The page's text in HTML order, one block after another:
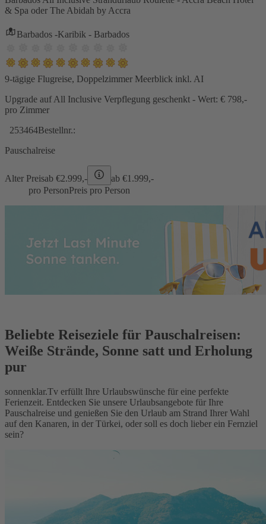
& Spa oder The Abidah by Accra
Barbados -Karibik - Barbados
9-tägige Flugreise, Doppelzimmer Meerblick inkl. AI
Upgrade auf All Inclusive Verpflegung geschenkt - Wert: € 798,-
pro Zimmer
253464Bestellnr.:
Pauschalreise
Alter Preisab €2.999,- ab €1.999,-
pro PersonPreis pro Person
Beliebte Reiseziele für Pauschalreisen:
Weiße Strände, Sonne satt und Erholung
pur
sonnenklar.Tv erfüllt Ihre Urlaubswünsche für eine perfekte
Ferienzeit. Entdecken Sie unsere Urlaubsangebote für Ihre
Pauschalreise und genießen Sie den Urlaub am Strand Ihrer Wahl
auf den Kanaren, in der Türkei, oder soll es doch lieber ein Fernziel
sein?